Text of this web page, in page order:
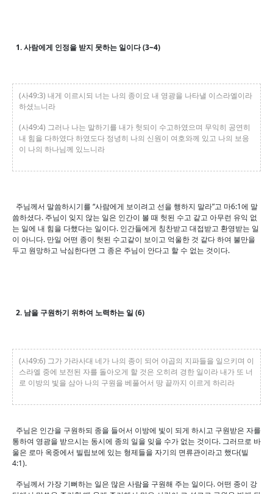
1. 사람에게 인정을 받지 못하는 일이다 (3~4)
(사49:3) 내게 이르시되 너는 나의 종이요 내 영광을 나타낼 이스라엘이라
하셨느니라
(사49:4) 그러나 나는 말하기를 내가 헛되이 수고하였으며 무익히 공연히
내 힘을 다하였다 하였도다 정녕히 나의 신원이 여호와께 있고 나의 보응
이 나의 하나님께 있느니라
주님께서 말씀하시기를 “사람에게 보이려고 선을 행하지 말라”고 마6:1에 말
씀하셨다. 주님이 잊지 않는 일은 인간이 볼 때 헛된 수고 같고 아무런 유익 없
는 일에 내 힘을 다했다는 일이다. 인간들에게 칭찬받고 대접받고 환영받는 일
이 아니다. 만일 어떤 종이 헛된 수고같이 보이고 억울한 것 같다 하여 불만을
두고 원망하고 낙심한다면 그 종은 주님이 안다고 할 수 없는 것이다.
2. 남을 구원하기 위하여 노력하는 일 (6)
(사49:6) 그가 가라사대 네가 나의 종이 되어 야곱의 지파들을 일으키며 이
스라엘 중에 보전된 자를 돌아오게 할 것은 오히려 경한 일이라 내가 또 너
로 이방의 빛을 삼아 나의 구원을 베풀어서 땅 끝까지 이르게 하리라
주님은 인간을 구원하되 종을 들어서 이방에 빛이 되게 하시고 구원받은 자를
통하여 영광을 받으시는 동시에 종의 일을 잊을 수가 없는 것이다. 그러므로 바
울은 로마 옥중에서 빌립보에 있는 형제들을 자기의 면류관이라고 했다(빌
4:1).
주님께서 가장 기뻐하는 일은 많은 사람을 구원해 주는 일이다. 어떤 종이 강